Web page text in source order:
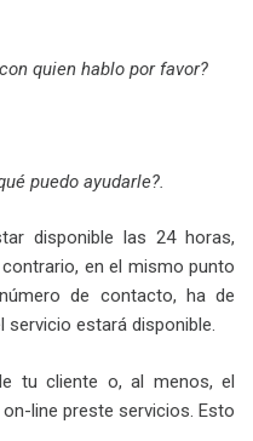
quien hablo por favor?
puedo ayudarle?.
disponible las 24 horas,
en el mismo punto
de contacto, ha de
servicio estará disponible.
tu cliente o, al menos, el
line preste servicios. Esto